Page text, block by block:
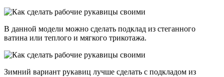
В данной модели можно сделать подклад из стеганного
ватина или теплого и мягкого трикотажа.
Зимний вариант рукавиц лучше сделать с подкладом из